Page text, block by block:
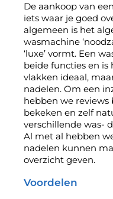
De aankoop van
iets waar je goed
algemeen is het
wasmachine
‘luxe’ vormt. Een
beide functies en
vlakken ideaal,
nadelen. Om een
hebben we
bekeken en zelf
verschillende was-
Al met al hebben
nadelen kunnen
overzicht geven.
Voordelen